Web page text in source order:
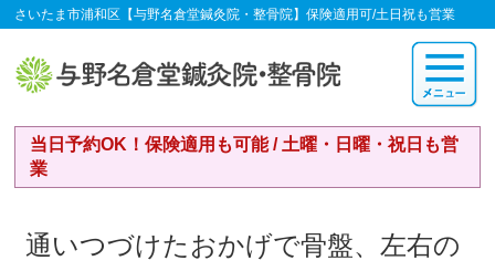
さいたま市浦和区【与野名倉堂鍼灸院・整骨院】保険適用可/土日祝も営業
当日予約OK！保険適用も可能 / 土曜・日曜・祝日も営
業
通いつづけたおかげで骨盤、左右の